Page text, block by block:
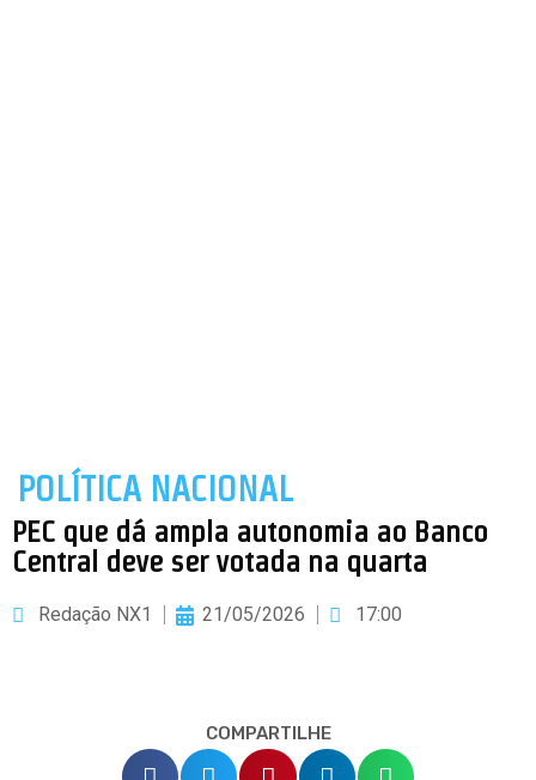
POLÍTICA NACIONAL
PEC que dá ampla autonomia ao Banco
Central deve ser votada na quarta
Redação NX1 21/05/2026 17:00
COMPARTILHE